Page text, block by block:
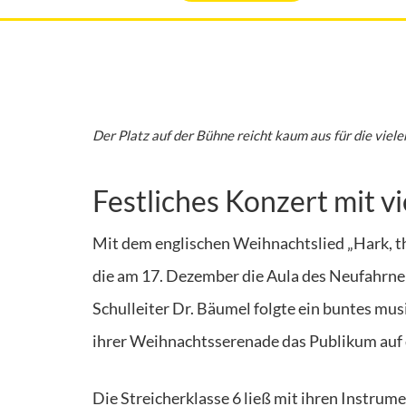
Der Platz auf der Bühne reicht kaum aus für die
Festliches Konzert mit
Mit dem englischen Weihnachtslied „Hark,
die am 17. Dezember die Aula des
Schulleiter Dr. Bäumel folgte ein buntes
ihrer Weihnachtsserenade das Publikum
Die Streicherklasse 6 ließ mit ihren